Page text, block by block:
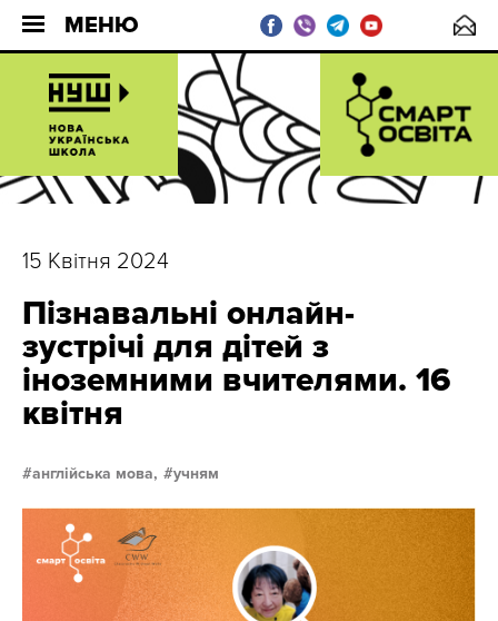
МЕНЮ
15 Квітня 2024
Пізнавальні онлайн-
зустрічі для дітей з
іноземними вчителями. 16
квітня
англійська мова, учням